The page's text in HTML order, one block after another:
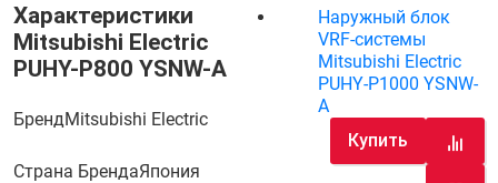
Характеристики
Mitsubishi Electric
PUHY-P800 YSNW-A
БрендMitsubishi Electric
Страна БрендаЯпония
Наружный блок
VRF-системы
Mitsubishi Electric
PUHY-P1000 YSNW-
A
Купить